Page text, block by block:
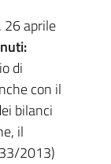
26 aprile
di
con il
bilanci
il
2013)